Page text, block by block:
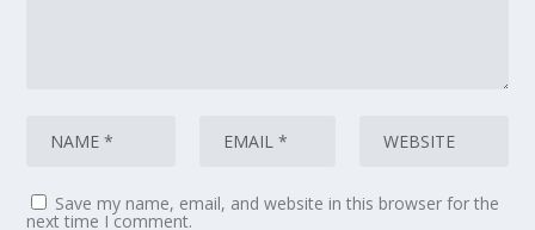
Save my name, email, and website in this browser for the
next time I comment.